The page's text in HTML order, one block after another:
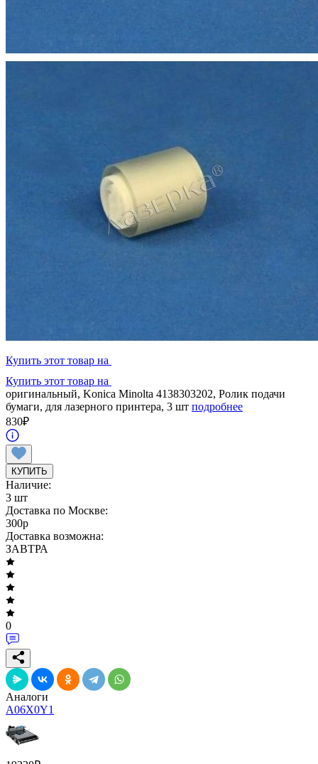
Купить этот товар на
Купить этот товар на
оригинальный, Konica Minolta 4138303202, Ролик подачи
бумаги, для лазерного принтера, 3 шт подробнее
830₽
КУПИТЬ
Наличие:
3 шт
Доставка по Москве:
300p
Доставка возможна:
ЗАВТРА
0
Аналоги
A06X0Y1